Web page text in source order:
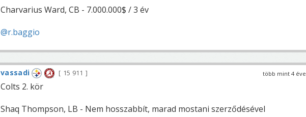
Charvarius Ward, CB - 7.000.000$ / 3 év
@r.baggio
több mint 4 éve
vassadi 15 911
Colts 2. kör
Shaq Thompson, LB - Nem hosszabbít, marad mostani szerződésével